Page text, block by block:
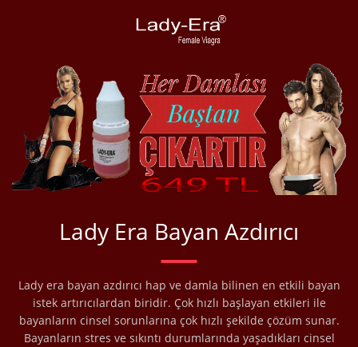
Lady Era Bayan Azdırıcı
Lady era bayan azdırıcı hap ve damla bilinen en etkili bayan
istek artırıcılardan biridir. Çok hızlı başlayan etkileri ile
bayanların cinsel sorunlarına çok hızlı şekilde çözüm sunar.
Bayanların stres ve sıkıntı durumlarında yaşadıkları cinsel